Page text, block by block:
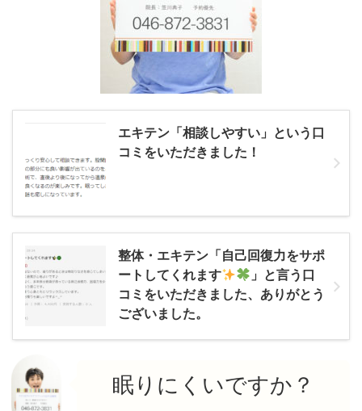
エキテン「相談しやすい」という口
コミをいただきました！
整体・エキテン「自己回復力をサポ
ートしてくれます
」と言う口
コミをいただきました、ありがとう
ございました。
眠りにくいですか？